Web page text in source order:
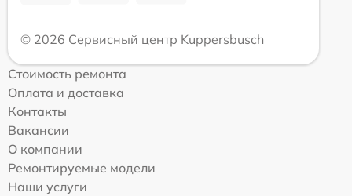
© 2026 Сервисный центр Kuppersbusch
Стоимость ремонта
Оплата и доставка
Контакты
Вакансии
О компании
Ремонтируемые модели
Наши услуги